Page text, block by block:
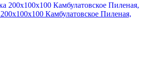
Камбулатовское Пиленая,